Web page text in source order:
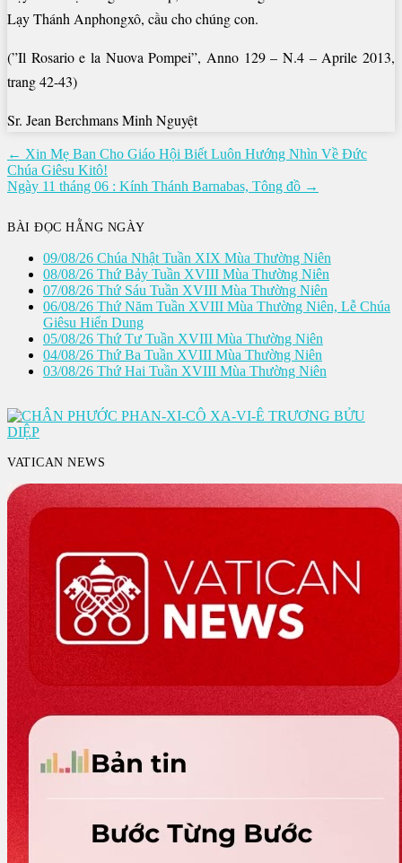
Lạy Thánh Anphongxô, cầu cho chúng con.
(”Il Rosario e la Nuova Pompei”, Anno 129 – N.4 – Aprile 2013,
trang 42-43)
Sr. Jean Berchmans Minh Nguyệt
Điều
hướng
bài
← Xin Mẹ Ban Cho Giáo Hội Biết Luôn Hướng Nhìn Về Đức
Chúa Giêsu Kitô!
Ngày 11 tháng 06 : Kính Thánh Barnabas, Tông đồ →
BÀI ĐỌC HẰNG NGÀY
09/08/26 Chúa Nhật Tuần XIX Mùa Thường Niên
08/08/26 Thứ Bảy Tuần XVIII Mùa Thường Niên
07/08/26 Thứ Sáu Tuần XVIII Mùa Thường Niên
06/08/26 Thứ Năm Tuần XVIII Mùa Thường Niên, Lễ Chúa
Giêsu Hiển Dung
05/08/26 Thứ Tư Tuần XVIII Mùa Thường Niên
04/08/26 Thứ Ba Tuần XVIII Mùa Thường Niên
03/08/26 Thứ Hai Tuần XVIII Mùa Thường Niên
VATICAN NEWS